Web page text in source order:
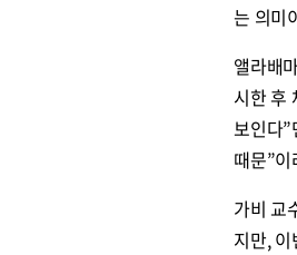
는 의미
앨라배
시한 후
보인다
때문”
가비 교
지만,